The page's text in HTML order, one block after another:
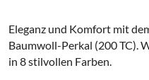
Eleganz und Komfort mit
Baumwoll-Perkal (200 TC).
in 8 stilvollen Farben.